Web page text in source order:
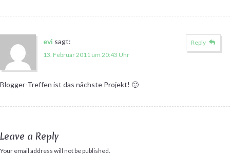
evi sagt:
13. Februar 2011 um 20:43 Uhr
Blogger-Treffen ist das nächste Projekt! 🙂
Reply
Leave a Reply
Your email address will not be published.